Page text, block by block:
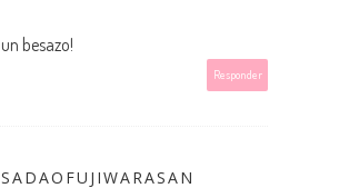
un besazo!
Responder
SADAOFUJIWARASAN